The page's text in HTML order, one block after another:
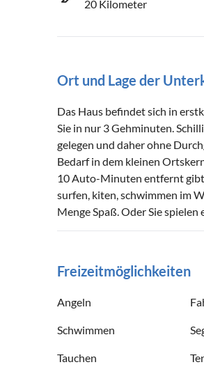
20 Kilometer
Ort und Lage der
Das Haus befindet sich in
Sie in nur 3 Gehminuten.
gelegen und daher ohne
Bedarf in dem kleinen
10 Auto-Minuten entfernt gibt
surfen, kiten, schwimmen im
Menge Spaß. Oder Sie spielen
Freizeitmöglichkeiten
Angeln
Schwimmen
Tauchen